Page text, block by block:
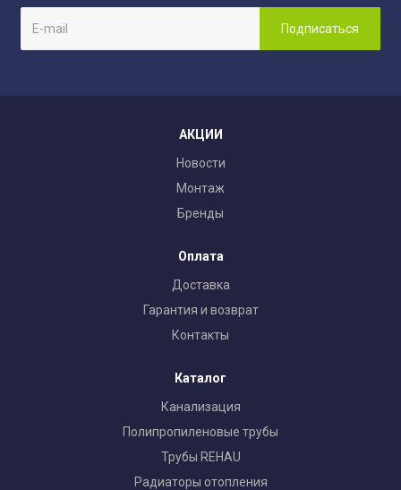
АКЦИИ
Новости
Монтаж
Бренды
Оплата
Доставка
Гарантия и возврат
Контакты
Каталог
Канализация
Полипропиленовые трубы
Трубы REHAU
Радиаторы отопления